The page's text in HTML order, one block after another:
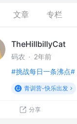
文章 专栏
TheHillbillyCat
码农 · 2年前
#挑战每日一条沸点#
青训营-快乐出发
分享